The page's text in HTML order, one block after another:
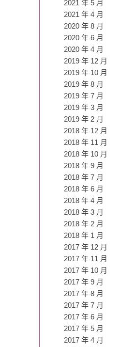
2021 年 5 月
2021 年 4 月
2020 年 8 月
2020 年 6 月
2020 年 4 月
2019 年 12 月
2019 年 10 月
2019 年 8 月
2019 年 7 月
2019 年 3 月
2019 年 2 月
2018 年 12 月
2018 年 11 月
2018 年 10 月
2018 年 9 月
2018 年 7 月
2018 年 6 月
2018 年 4 月
2018 年 3 月
2018 年 2 月
2018 年 1 月
2017 年 12 月
2017 年 11 月
2017 年 10 月
2017 年 9 月
2017 年 8 月
2017 年 7 月
2017 年 6 月
2017 年 5 月
2017 年 4 月